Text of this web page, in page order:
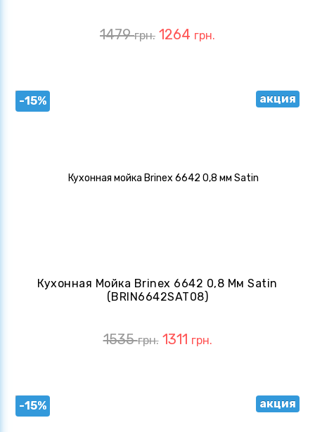
1479грн. 1264 грн.
-15% акция
Кухонная Мойка Brinex 6642 0,8 Мм Satin
(BRIN6642SAT08)
1535грн. 1311 грн.
-15% акция